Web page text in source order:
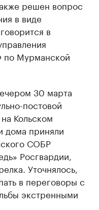
решен вопрос
в виде
в
по Мурманской
30 марта
постовой
Кольском
дома приняли
СОБР
Росгвардии,
Уточнялось,
в переговоры с
экстренными